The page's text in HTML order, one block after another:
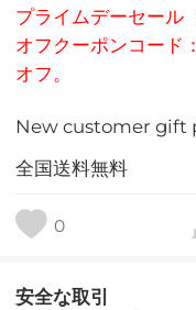
プライムデーセール
オフクーポンコード
オフ。
New customer gift
全国送料無料
0
安全な取引